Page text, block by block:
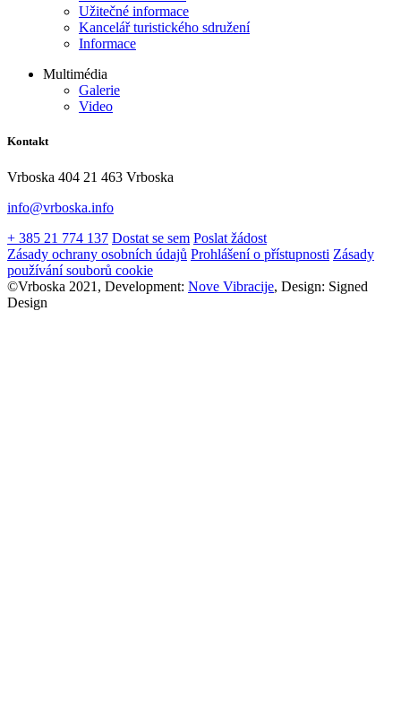
Užitečné informace
Kancelář turistického sdružení
Informace
Multimédia
Galerie
Video
Kontakt
Vrboska 404 21 463 Vrboska
info@vrboska.info
+ 385 21 774 137 Dostat se sem Poslat žádost
Zásady ochrany osobních údajů Prohlášení o přístupnosti Zásady
používání souborů cookie
©Vrboska 2021, Development: Nove Vibracije, Design: Signed
Design